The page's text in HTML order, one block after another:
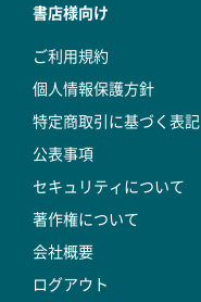
書店様向け
ご利用規約
個人情報保護方針
特定商取引に基づく表記
公表事項
セキュリティについて
著作権について
会社概要
ログアウト